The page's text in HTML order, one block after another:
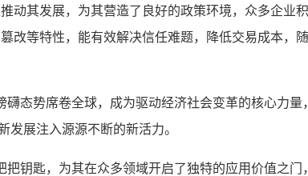
动其发展，为其营造了良好的政策环境，众多企业
等特性，能有效解决信任难题，降低交易成本，
态势席卷全球，成为驱动经济社会变革的核心力
展注入源源不断的新活力。
钥匙，为其在众多领域开启了独特的应用价值之